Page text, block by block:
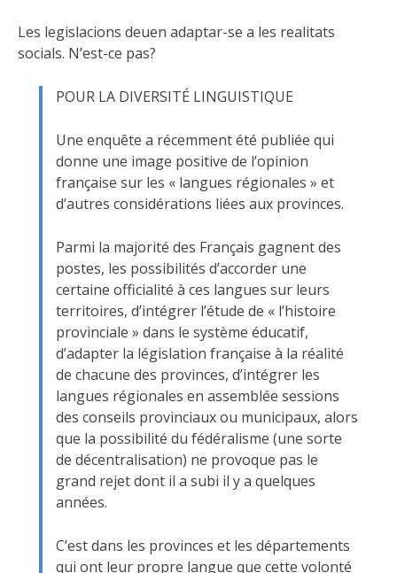
Les legislacions deuen adaptar-se a les realitats
socials. N’est-ce pas?
POUR LA DIVERSITÉ LINGUISTIQUE
Une enquête a récemment été publiée qui
donne une image positive de l’opinion
française sur les « langues régionales » et
d’autres considérations liées aux provinces.
Parmi la majorité des Français gagnent des
postes, les possibilités d’accorder une
certaine officialité à ces langues sur leurs
territoires, d’intégrer l’étude de « l’histoire
provinciale » dans le système éducatif,
d’adapter la législation française à la réalité
de chacune des provinces, d’intégrer les
langues régionales en assemblée sessions
des conseils provinciaux ou municipaux, alors
que la possibilité du fédéralisme (une sorte
de décentralisation) ne provoque pas le
grand rejet dont il a subi il y a quelques
années.
C’est dans les provinces et les départements
qui ont leur propre langue que cette volonté